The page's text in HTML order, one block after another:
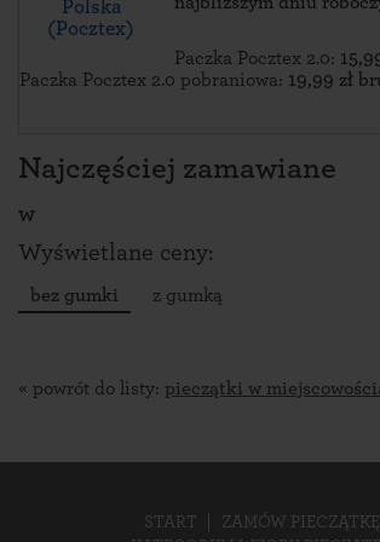
Polska
(Pocztex)
Paczka Pocztex 2.0:
Paczka Pocztex 2.0 pobraniowa: 19,99 zł
Najczęściej zamawiane
w
Wyświetlane ceny:
bez gumki z gumką
« powrót do listy: pieczątki w
START
ZAMÓW PIECZĄTKĘ